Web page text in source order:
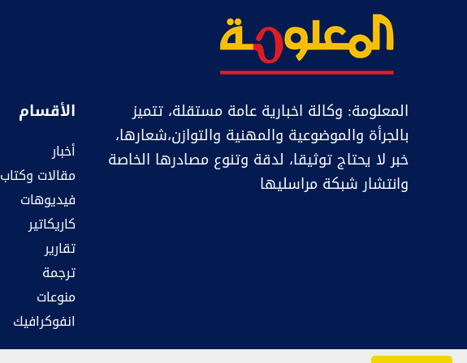
المعلومة: وكالة اخبارية عامة مستقلة، تتميز
بالجرأة والموضوعية والمهنية والتوازن،شعارها،
خبر ﻻ يحتاج توثيقا، لدقة وتنوع مصادرها الخاصة
وانتشار شبكة مراسليها
الأقسام
أخبار
مقالات وكتاب
فيديوهات
كاريكاتير
تقارير
ترجمة
منوعات
انفوكرافيك